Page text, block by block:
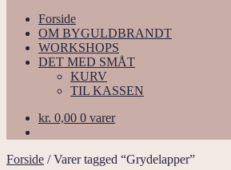
Forside
OM BYGULDBRANDT
WORKSHOPS
DET MED SMÅT
KURV
TIL KASSEN
kr. 0,00 0 varer
Forside /Varer tagged “Grydelapper”